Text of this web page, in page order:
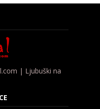
| Ljubuški na